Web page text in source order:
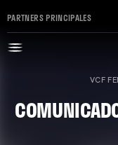
PARTNERS PRINCIPALES
VCF